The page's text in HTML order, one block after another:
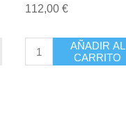
112,00 €
AÑADIR AL
CARRITO